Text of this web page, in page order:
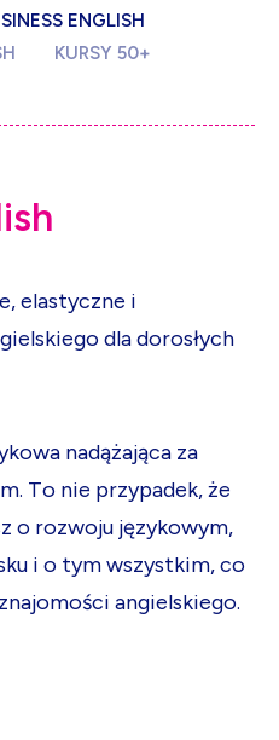
ENGLISH
KURSY 50+
ish
e,elastyczne i
gielskiegodladorosłych
kowa nadążająca za
m. To nie przypadek,że
z o rozwoju językowym,
ku i o tymwszystkim,co
znajomości angielskiego.